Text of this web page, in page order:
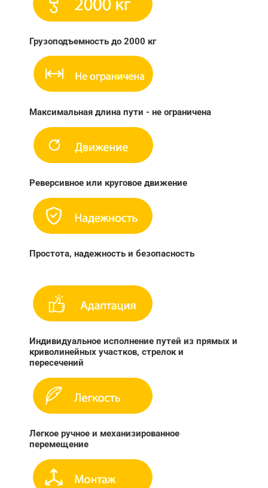
Грузоподъемность до 2000 кг
Максимальная длина пути - не ограничена
Реверсивное или круговое движение
Простота, надежность и безопасность
Индивидуальное исполнение путей из прямых и
криволинейных участков, стрелок и
пересечений
Легкое ручное и механизированное
перемещение